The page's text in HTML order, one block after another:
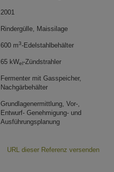
2001
Rindergülle, Maissilage
600 m3-Edelstahlbehälter
65 kWel -Zündstrahler
Fermenter mit Gasspeicher,
Nachgärbehälter
Grundlagenermittlung, Vor-,
Entwurf- Genehmigung- und
Ausführungsplanung
URL dieser Referenz versenden